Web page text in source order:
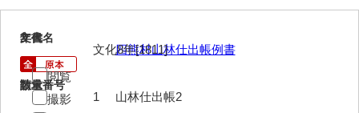
御参勤記
2
文書名
四熊村山林仕出帳例書
請求番号
山林仕出帳2
年代
文化8年[1811]
数量
1
閲覧
撮影